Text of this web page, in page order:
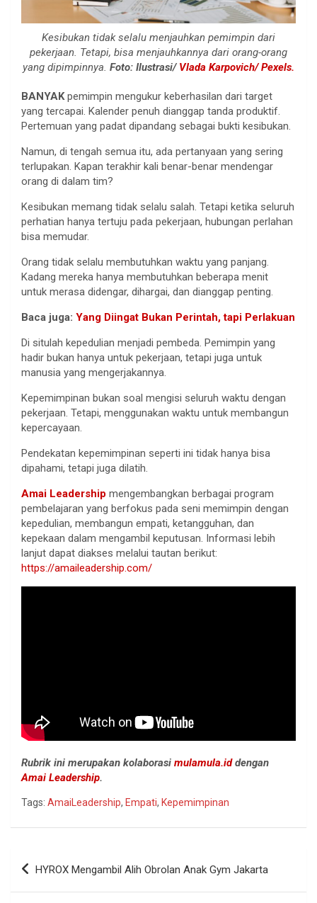
Kesibukan tidak selalu menjauhkan pemimpin dari
pekerjaan. Tetapi, bisa menjauhkannya dari orang-orang
yang dipimpinnya. Foto: Ilustrasi/Vlada Karpovich/ Pexels.
BANYAKpemimpin mengukur keberhasilan dari target
yang tercapai. Kalender penuh dianggap tanda produktif.
Pertemuan yang padat dipandang sebagai bukti kesibukan.
Namun, di tengah semua itu, ada pertanyaan yang sering
terlupakan. Kapan terakhir kali benar-benar mendengar
orang di dalam tim?
Kesibukan memang tidak selalu salah. Tetapi ketika seluruh
perhatian hanya tertuju pada pekerjaan, hubungan perlahan
bisa memudar.
Orang tidak selalu membutuhkan waktu yang panjang.
Kadang mereka hanya membutuhkan beberapa menit
untuk merasa didengar, dihargai, dan dianggap penting.
Baca juga: Yang Diingat Bukan Perintah, tapi Perlakuan
Di situlah kepedulian menjadi pembeda. Pemimpin yang
hadir bukan hanya untuk pekerjaan, tetapi juga untuk
manusia yang mengerjakannya.
Kepemimpinan bukan soal mengisi seluruh waktu dengan
pekerjaan. Tetapi, menggunakan waktu untuk membangun
kepercayaan.
Pendekatan kepemimpinan seperti ini tidak hanya bisa
dipahami, tetapi juga dilatih.
Amai Leadership mengembangkan berbagai program
pembelajaran yang berfokus pada seni memimpin dengan
kepedulian, membangun empati, ketangguhan, dan
kepekaan dalam mengambil keputusan. Informasi lebih
lanjut dapat diakses melalui tautan berikut:
https://amaileadership.com/
Rubrik ini merupakan kolaborasi mulamula.iddengan
Amai Leadership.
Tags: AmaiLeadership, Empati, Kepemimpinan
Navigasi
HYROX Mengambil Alih Obrolan Anak Gym Jakarta